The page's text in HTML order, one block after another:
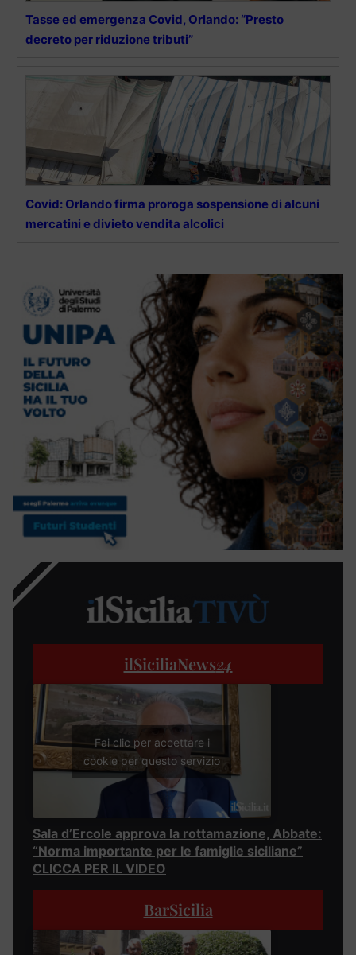
Tasse ed emergenza Covid, Orlando: “Presto
decreto per riduzione tributi”
Covid: Orlando firma proroga sospensione di alcuni
mercatini e divieto vendita alcolici
ilSiciliaNews24
Fai clic per accettare i
cookie per questo servizio
Sala d’Ercole approva la rottamazione, Abbate:
“Norma importante per le famiglie siciliane”
CLICCA PER IL VIDEO
BarSicilia